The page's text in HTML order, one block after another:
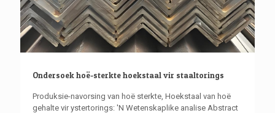
Ondersoek hoë-sterkte hoekstaal vir staaltorings
Produksie-navorsing van hoë sterkte, Hoekstaal van hoë
gehalte vir ystertorings: 'N Wetenskaplike analise Abstract